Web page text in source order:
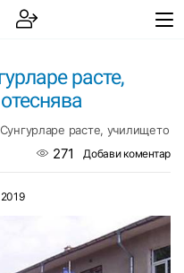
расте,
расте, училището в
271 Добави коментар